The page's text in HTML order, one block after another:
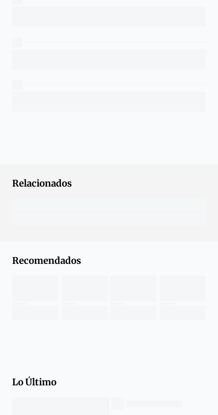
Relacionados
Recomendados
Lo Último